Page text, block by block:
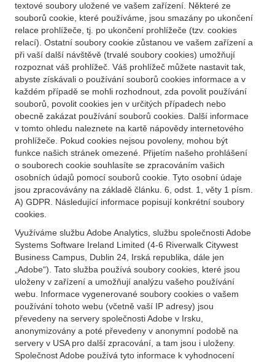
textové soubory uložené ve vašem zařízení. Některé ze
souborů cookie, které používáme, jsou smazány po ukončení
relace prohlížeče, tj. po ukončení prohlížeče (tzv. cookies
relací). Ostatní soubory cookie zůstanou ve vašem zařízení a
při vaší další návštěvě (trvalé soubory cookies) umožňují
rozpoznat váš prohlížeč. Váš prohlížeč můžete nastavit tak,
abyste získávali o používání souborů cookies informace a v
každém případě se mohli rozhodnout, zda povolit používání
souborů, povolit cookies jen v určitých případech nebo
obecně zakázat používání souborů cookies. Další informace
v tomto ohledu naleznete na kartě nápovědy internetového
prohlížeče. Pokud cookies nejsou povoleny, mohou být
funkce našich stránek omezené. Přijetím našeho prohlášení
o souborech cookie souhlasíte se zpracováním vašich
osobních údajů pomocí souborů cookie. Tyto osobní údaje
jsou zpracovávány na základě článku. 6, odst. 1, věty 1 písm.
A) GDPR. Následující informace popisují konkrétní soubory
cookies.
Využíváme službu Adobe Analytics, službu společnosti Adobe
Systems Software Ireland Limited (4-6 Riverwalk Citywest
Business Campus, Dublin 24, Irská republika, dále jen
„Adobe“). Tato služba používá soubory cookies, které jsou
uloženy v zařízení a umožňují analýzu vašeho používání
webu. Informace vygenerované soubory cookies o vašem
používání tohoto webu (včetně vaší IP adresy) jsou
převedeny na servery společnosti Adobe v Irsku,
anonymizovány a poté převedeny v anonymní podobě na
servery v USA pro další zpracování, a tam jsou i uloženy.
Společnost Adobe používá tyto informace k vyhodnocení